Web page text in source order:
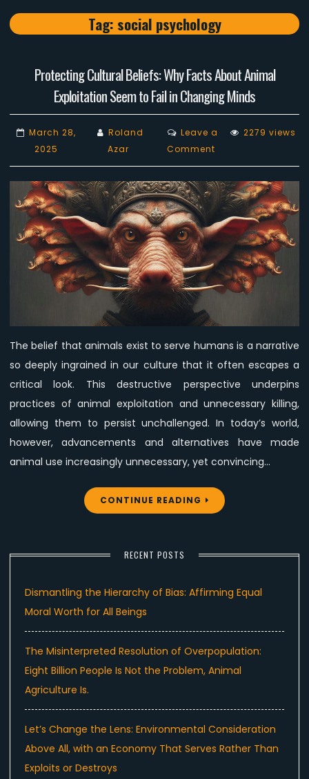
Tag: social psychology
Protecting Cultural Beliefs: Why Facts About Animal
Exploitation Seem to Fail in Changing Minds
March 28,
2025
Roland
Azar
Leave a
Commenton
Protecting
Cultural
Beliefs:
Why
Facts
About
Animal
Exploitation
Seem
in
Changing
Minds
2279 views
The belief that animals exist to serve humans is a narrative
so deeply ingrained in our culture that it often escapes a
critical look. This destructive perspective underpins
practices of animal exploitation and unnecessary killing,
allowing them to persist unchallenged. In today’s world,
however, advancements and alternatives have made
animal use increasingly unnecessary, yet convincing…
CONTINUE READING
RECENT POSTS
Dismantling the Hierarchy of Bias: Affirming Equal
Moral Worth for All Beings
The Misinterpreted Resolution of Overpopulation:
Eight Billion People Is Not the Problem, Animal
Agriculture Is.
Let’s Change the Lens: Environmental Consideration
Above All, with an Economy That Serves Rather Than
Exploits or Destroys